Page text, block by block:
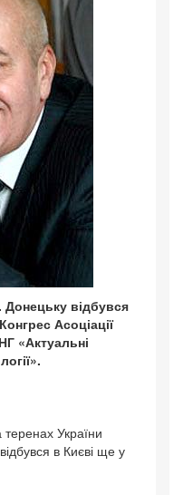
відбувся
Асоціації
«Актуальні
України
в Києві ще у